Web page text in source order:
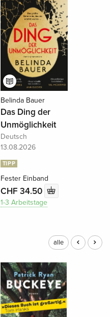
Belinda Bauer
Das Ding der
Unmöglichkeit
Deutsch
13.08.2026
TIPP
Fester Einband
CHF 34.50
1-3 Arbeitstage
alle